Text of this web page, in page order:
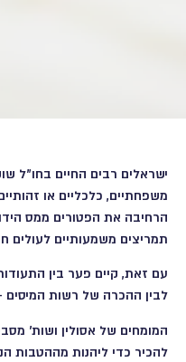
ישראלים רבים החיים בחו"ל
משפחתיים, כלכליים או
הרחיבה את הפטורים ממס
תמריצים משמעותיים לעולים
עם זאת, קיים פער בין
לבין ההכרה של רשות המיסים
המומחים של אסולין ושות'
להכיר כדי ליהנות מההטבות